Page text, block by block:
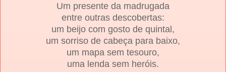
Um presente da madrugada
entre outras descobertas:
um beijo com gosto de quintal,
um sorriso de cabeça para baixo,
um mapa sem tesouro,
uma lenda sem heróis.